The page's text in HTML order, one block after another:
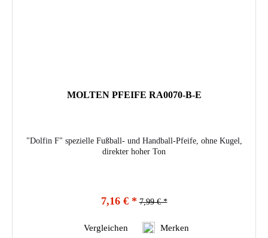
MOLTEN PFEIFE RA0070-B-E
"Dolfin F" spezielle Fußball- und Handball-Pfeife, ohne Kugel,
direkter hoher Ton
7,16 € * 7,99 € *
Vergleichen Merken